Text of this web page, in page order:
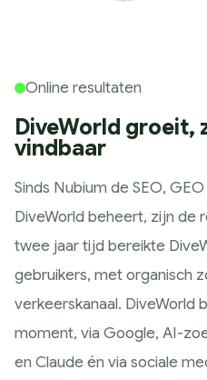
Online resultaten
DiveWorld groeit,
vindbaar
Sinds Nubium de SEO,
DiveWorld beheert, zijn de
twee jaar tijd bereikte
gebruikers, met organisch
verkeerskanaal. DiveWorld
moment, via Google, AI-
en Claude én via sociale